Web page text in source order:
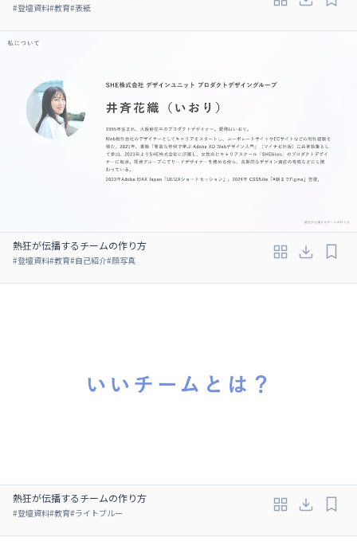
#登壇資料#教育#表紙
熱狂が伝播するチームの作り方
#登壇資料#教育#自己紹介#顔写真
熱狂が伝播するチームの作り方
#登壇資料#教育#ライトブルー